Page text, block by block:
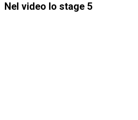
Nel video lo stage 5